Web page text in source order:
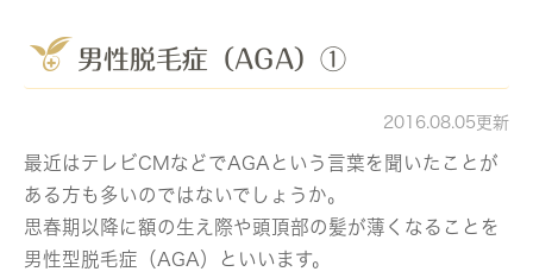
男性脱毛症（AGA）①
2016.08.05更新
最近はテレビCMなどでAGAという言葉を聞いたことが
ある方も多いのではないでしょうか。
思春期以降に額の生え際や頭頂部の髪が薄くなることを
男性型脱毛症（AGA）といいます。